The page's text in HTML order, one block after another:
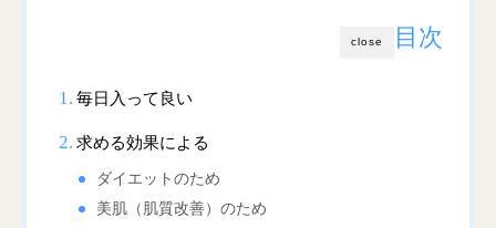
close 目次
毎日入って良い
求める効果による
ダイエットのため
美肌（肌質改善）のため